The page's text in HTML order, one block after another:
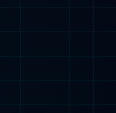
或存在多余字